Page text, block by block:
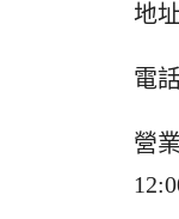
地
電
營